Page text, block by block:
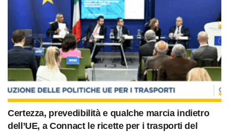
Certezza, prevedibilità e qualche marcia indietro
dell’UE, a Connact le ricette per i trasporti del